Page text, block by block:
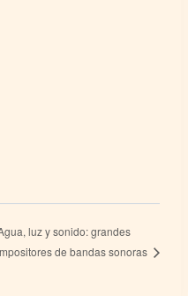
luz y sonido: grandes
de bandas sonoras